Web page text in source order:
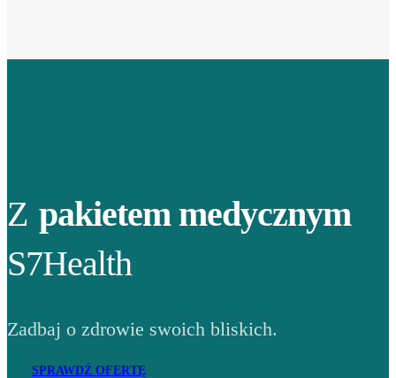
Z pakietem medycznym
S7Health
Zadbaj o zdrowie swoich bliskich.
SPRAWDŹ OFERTĘ